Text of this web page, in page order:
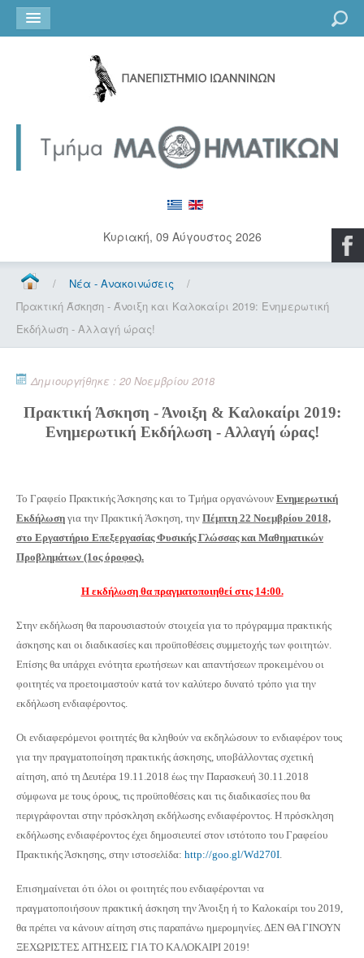
Κυριακή, 09 Αύγουστος 2026
/ Νέα - Ανακοινώσεις
/
Πρακτική Άσκηση - Άνοιξη και Καλοκαίρι 2019: Ενημερωτική
Εκδήλωση - Αλλαγή ώρας!
Δημιουργήθηκε : 20 Νοεμβρίου 2018
Πρακτική Άσκηση - Άνοιξη & Καλοκαίρι 2019:
Ενημερωτική Εκδήλωση - Αλλαγή ώρας!
Το Γραφείο Πρακτικής Άσκησης και το Τμήμα οργανώνουν Ενημερωτική
Εκδήλωση για την Πρακτική Άσκηση, την Πέμπτη 22 Νοεμβρίου 2018,
στο Εργαστήριο Επεξεργασίας Φυσικής Γλώσσας και Μαθηματικών
Προβλημάτων (1ος όροφος).
Η εκδήλωση θα πραγματοποιηθεί στις 14:00.
Στην εκδήλωση θα παρουσιαστούν στοιχεία για το πρόγραμμα πρακτικής
άσκησης και οι διαδικασίες και προϋποθέσεις συμμετοχής των φοιτητών.
Επίσης θα υπάρχει ενότητα ερωτήσεων και απαντήσεων προκειμένου οι
φοιτητές να προετοιμαστούν κατά τον καλύτερο δυνατό τρόπο για την
εκδήλωση ενδιαφέροντος.
Οι ενδιαφερόμενοι φοιτητές θα κληθούν να εκδηλώσουν το ενδιαφέρον τους
για την πραγματοποίηση πρακτικής άσκησης, υποβάλλοντας σχετική
αίτηση, από τη Δευτέρα 19.11.2018 έως την Παρασκευή 30.11.2018
σύμφωνα με τους όρους, τις προϋποθέσεις και τις διαδικασίες που θα
περιγράφονται στην πρόσκληση εκδήλωσης ενδιαφέροντος. Η πρόσκληση
εκδήλωσης ενδιαφέροντος έχει δημοσιευτεί στον ιστότοπο του Γραφείου
Πρακτικής Άσκησης, στην ιστοσελίδα: http://goo.gl/Wd270I
Επισημαίνεται ότι όλοι οι φοιτητές που ενδιαφέρονται να
πραγματοποιήσουν πρακτική άσκηση την Άνοιξη ή το Καλοκαίρι του 2019,
θα πρέπει να κάνουν αίτηση στις παραπάνω ημερομηνίες. ΔΕΝ ΘΑ ΓΙΝΟΥΝ
ΞΕΧΩΡΙΣΤΕΣ ΑΙΤΗΣΕΙΣ ΓΙΑ ΤΟ ΚΑΛΟΚΑΙΡΙ 2019!